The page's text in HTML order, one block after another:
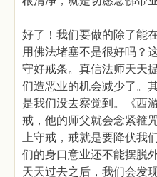
好了！我们要做的除了能
用佛法堵塞不是很好吗？
守好戒条。真信法师天天
们造恶业的机会减少了。
是我们没去察觉到。《西
戒，他的师父就会念紧箍
上守戒，戒就是要降伏我
们的身口意业还不能摆脱
天天过去之后，我们会发